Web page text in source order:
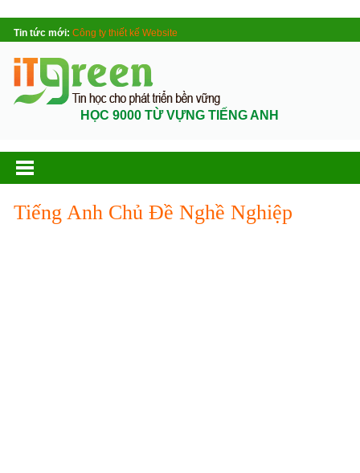
Tin tức mới: Công ty thiết kế Website
HỌC 9000 TỪ VỰNG TIẾNG ANH
Tiếng Anh Chủ Đề Nghề Nghiệp